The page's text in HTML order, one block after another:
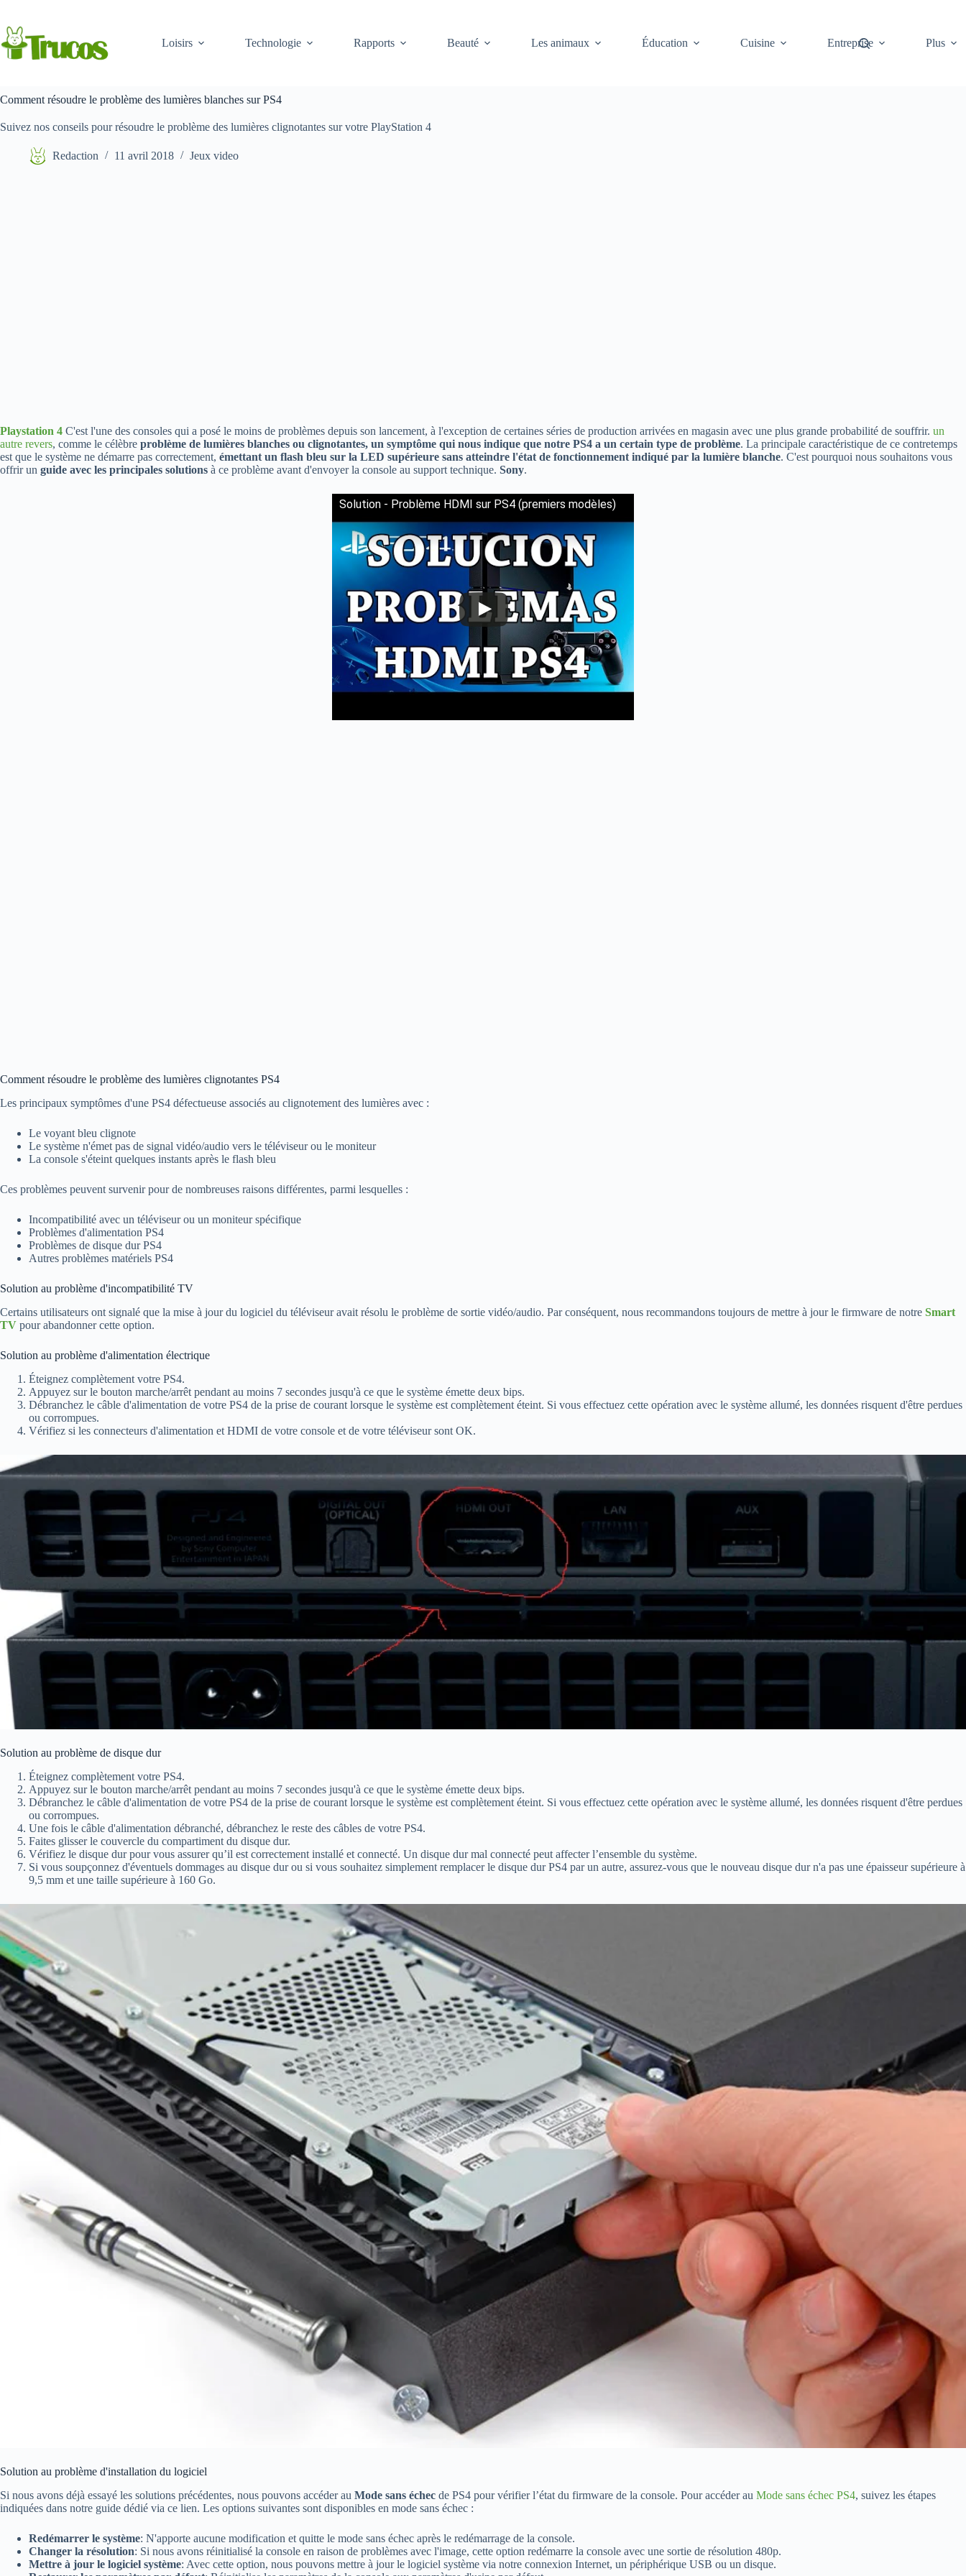
contenu
Loisirs
Technologie Rapports Beauté Les animaux Éducation Cuisine Entreprise Plus
Comment résoudre le problème des lumières blanches sur PS4
Suivez nos conseils pour résoudre le problème des lumières clignotantes sur votre PlayStation 4
Redaction 11 avril 2018 Jeux video
Playstation 4 C'est l'une des consoles qui a posé le moins de problèmes depuis son lancement, à l'exception de certaines séries de production arrivées en magasin avec une plus grande probabilité de souffrir. un
autre revers, comme le célèbre problème de lumières blanches ou clignotantes, un symptôme qui nous indique que notre PS4 a un certain type de problème. La principale caractéristique de ce contretemps
est que le système ne démarre pas correctement, émettant un flash bleu sur la LED supérieure sans atteindre l'état de fonctionnement indiqué par la lumière blanche. C'est pourquoi nous souhaitons vous
offrir un guide avec les principales solutions à ce problème avant d'envoyer la console au support technique. Sony.
Solution - Problème HDMI sur PS4 (premiers modèles)
Comment résoudre le problème des lumières clignotantes PS4
Les principaux symptômes d'une PS4 défectueuse associés au clignotement des lumières avec :
Le voyant bleu clignote
Le système n'émet pas de signal vidéo/audio vers le téléviseur ou le moniteur
La console s'éteint quelques instants après le flash bleu
Ces problèmes peuvent survenir pour de nombreuses raisons différentes, parmi lesquelles :
Incompatibilité avec un téléviseur ou un moniteur spécifique
Problèmes d'alimentation PS4
Problèmes de disque dur PS4
Autres problèmes matériels PS4
Solution au problème d'incompatibilité TV
Certains utilisateurs ont signalé que la mise à jour du logiciel du téléviseur avait résolu le problème de sortie vidéo/audio. Par conséquent, nous recommandons toujours de mettre à jour le firmware de notre Smart
TV pour abandonner cette option.
Solution au problème d'alimentation électrique
Éteignez complètement votre PS4.
Appuyez sur le bouton marche/arrêt pendant au moins 7 secondes jusqu'à ce que le système émette deux bips.
Débranchez le câble d'alimentation de votre PS4 de la prise de courant lorsque le système est complètement éteint. Si vous effectuez cette opération avec le système allumé, les données risquent d'être perdues
ou corrompues.
Vérifiez si les connecteurs d'alimentation et HDMI de votre console et de votre téléviseur sont OK.
Solution au problème de disque dur
Éteignez complètement votre PS4.
Appuyez sur le bouton marche/arrêt pendant au moins 7 secondes jusqu'à ce que le système émette deux bips.
Débranchez le câble d'alimentation de votre PS4 de la prise de courant lorsque le système est complètement éteint. Si vous effectuez cette opération avec le système allumé, les données risquent d'être perdues
ou corrompues.
Une fois le câble d'alimentation débranché, débranchez le reste des câbles de votre PS4.
Faites glisser le couvercle du compartiment du disque dur.
Vérifiez le disque dur pour vous assurer qu’il est correctement installé et connecté. Un disque dur mal connecté peut affecter l’ensemble du système.
Si vous soupçonnez d'éventuels dommages au disque dur ou si vous souhaitez simplement remplacer le disque dur PS4 par un autre, assurez-vous que le nouveau disque dur n'a pas une épaisseur supérieure à
9,5 mm et une taille supérieure à 160 Go.
Solution au problème d'installation du logiciel
Si nous avons déjà essayé les solutions précédentes, nous pouvons accéder au Mode sans échec de PS4 pour vérifier l’état du firmware de la console. Pour accéder au Mode sans échec PS4, suivez les étapes
indiquées dans notre guide dédié via ce lien. Les options suivantes sont disponibles en mode sans échec :
Redémarrer le système: N'apporte aucune modification et quitte le mode sans échec après le redémarrage de la console.
Changer la résolution: Si nous avons réinitialisé la console en raison de problèmes avec l'image, cette option redémarre la console avec une sortie de résolution 480p.
Mettre à jour le logiciel système: Avec cette option, nous pouvons mettre à jour le logiciel système via notre connexion Internet, un périphérique USB ou un disque.